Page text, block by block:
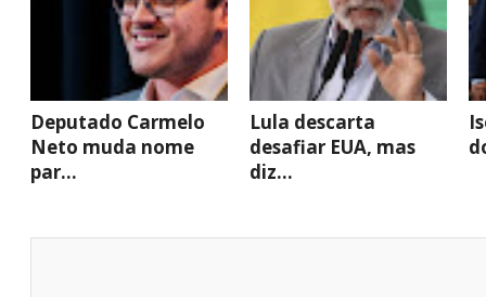
Deputado Carmelo
Neto muda nome
par...
Lula descarta
desafiar EUA, mas
diz...